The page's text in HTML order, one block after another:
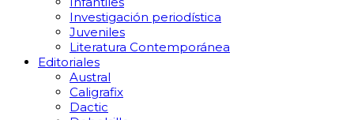
Investigación periodística
Juveniles
Literatura Contemporánea
Editoriales
Austral
Caligrafix
Dactic